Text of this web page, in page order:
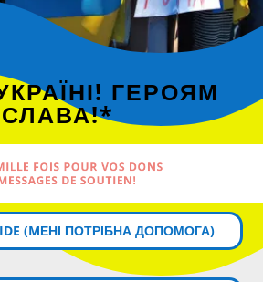
ГЕРОЯМ
СЛАВА!*
FOIS POUR VOS DONS
DE SOUTIEN!
(MЕНІ ПОТРІБНА ДОПОМОГА)